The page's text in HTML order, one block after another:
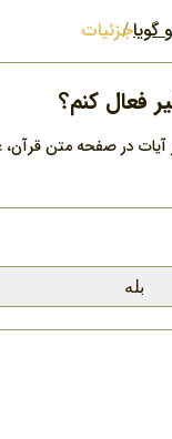
گویاجزئیات
فعال کنم؟
آیات در صفحه متن
بله